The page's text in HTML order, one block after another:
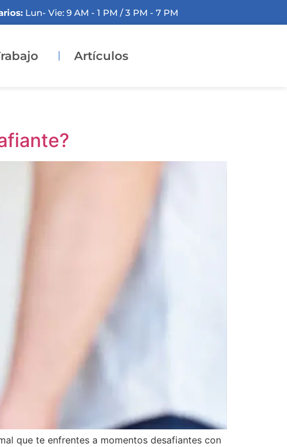
Lun- Vie: 9 AM - 1 PM / 3 PM - 7 PM
Artículos
que te enfrentes a momentos desafiantes con